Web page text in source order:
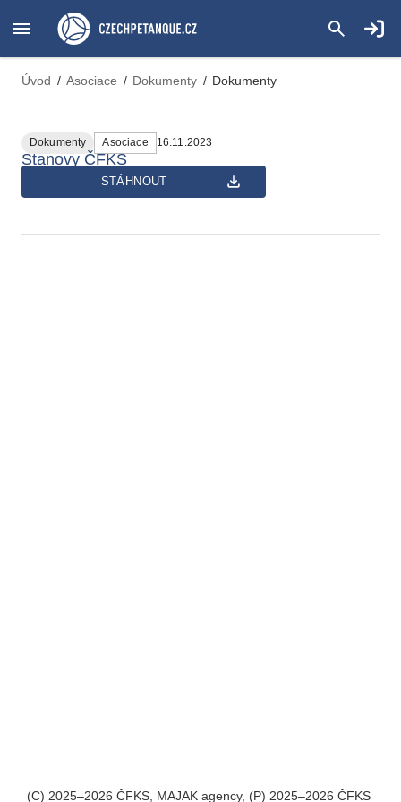
Úvod / Asociace / Dokumenty / Dokumenty
Dokumenty Asociace 16.11.2023
Stanovy ČFKS
STÁHNOUT
(C) 2025–2026 ČFKS, MAJAK agency, (P) 2025–2026 ČFKS